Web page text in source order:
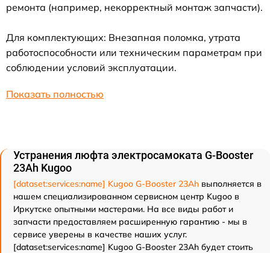
ремонта (например, некорректный монтаж запчасти).
Для комплектующих: Внезапная поломка, утрата
работоспособности или техническим параметрам при
соблюдении условий эксплуатации.
Показать полностью
Устранения люфта электросамоката G-Booster
23Ah Kugoo
[dataset:services:name] Kugoo G-Booster 23Ah выполняется в
нашем специализированном сервисном центр Kugoo в
Иркутске опытными мастерами. На все виды работ и
запчасти предоставляем расширенную гарантию - мы в
сервисе уверены в качестве наших услуг.
[dataset:services:name] Kugoo G-Booster 23Ah будет стоить